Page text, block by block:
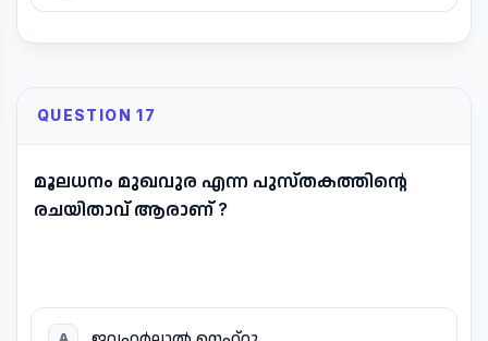
QUESTION 17
മൂലധനം മുഖവുര എന്ന പുസ്തകത്തിന്റെ
രചയിതാവ് ആരാണ് ?